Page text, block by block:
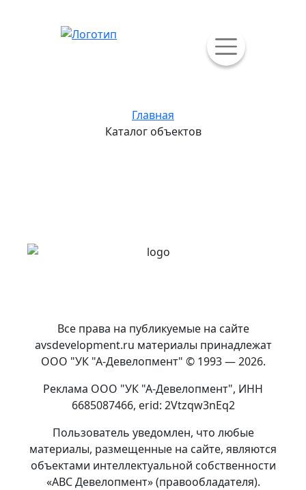
Главная
Каталог объектов
Все права на публикуемые на сайте
avsdevelopment.ru материалы принадлежат
ООО "УК "А-Девелопмент" © 1993 — 2026.
Реклама ООО "УК "А-Девелопмент", ИНН
6685087466, erid: 2Vtzqw3nEq2
Пользователь уведомлен, что любые
материалы, размещенные на сайте, являются
объектами интеллектуальной собственности
«АВС Девелопмент» (правообладателя).